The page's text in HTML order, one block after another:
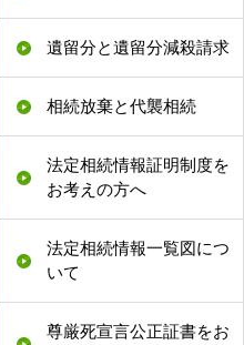
遺留分と遺留分減殺請求
相続放棄と代襲相続
法定相続情報証明制度を
お考えの方へ
法定相続情報一覧図につ
いて
尊厳死宣言公正証書をお